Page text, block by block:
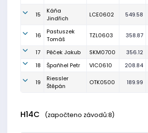
15
Káňa
Jindřich
LCE0602 549.58
16
Pastuszek
Tomáš
TZL0603 358.87
17 Pěček Jakub SKM0700 356.12
18
Špaňhel Petr VIC0610 208.84
19
Riessler
Štěpán
OTK0500 189.99
H14C (započteno závodů:8)